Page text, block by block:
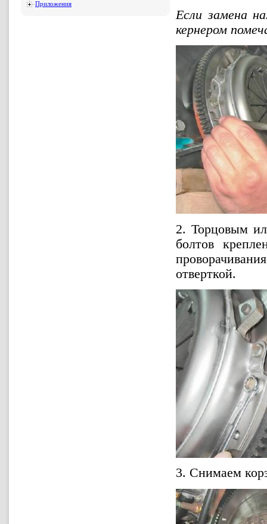
Приложения
Если замена
кернером
2. Торцовым
болтов
отверткой.
3. Снимаем